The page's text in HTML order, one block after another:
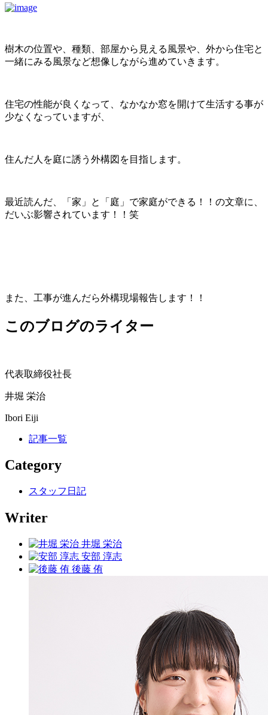
樹木の位置や、種類、部屋から見える風景や、外から住宅と
一緒にみる風景など想像しながら進めていきます。
住宅の性能が良くなって、なかなか窓を開けて生活する事が
少なくなっていますが、
住んだ人を庭に誘う外構図を目指します。
最近読んだ、「家」と「庭」で家庭ができる！！の文章に、
だいぶ影響されています！！笑
また、工事が進んだら外構現場報告します！！
このブログのライター
代表取締役社長
井堀 栄治
Ibori Eiji
記事一覧
Category
スタッフ日記
Writer
井堀 栄治
安部 淳志
後藤 侑